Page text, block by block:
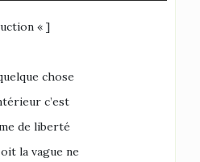
« ]
chose
c’est
de liberté
la vague ne